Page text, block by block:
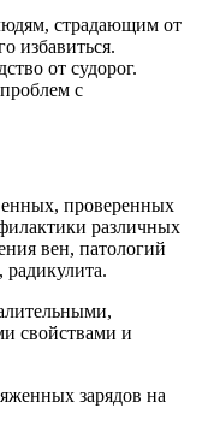
страдающим от
избавиться.
от судорог.
с
проверенных
различных
вен, патологий
радикулита.
свойствами и
зарядов на